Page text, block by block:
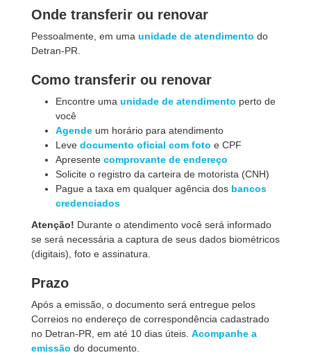
Onde transferir ou renovar
Pessoalmente, em uma unidade de atendimento do
Detran-PR.
Como transferir ou renovar
Encontre uma unidade de atendimento perto de
você
Agende um horário para atendimento
Leve documento oficial com foto e CPF
Apresente comprovante de endereço
Solicite o registro da carteira de motorista (CNH)
Pague a taxa em qualquer agência dos bancos
credenciados
Atenção! Durante o atendimento você será informado
se será necessária a captura de seus dados biométricos
(digitais), foto e assinatura.
Prazo
Após a emissão, o documento será entregue pelos
Correios no endereço de correspondência cadastrado
no Detran-PR, em até 10 dias úteis. Acompanhe a
emissão do documento.